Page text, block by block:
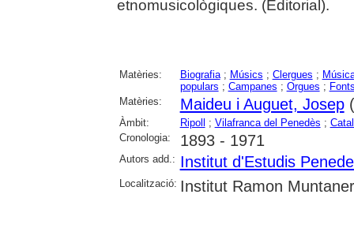
etnomusicològiques. (Editorial).
Matèries: Biografia; Músics ; Clergues ;
populars ; Campanes ; Orgues ;
Matèries:
Maideu i Auguet, Josep
Àmbit: Ripoll ; Vilafranca del Penedès ;
Cronologia:
1893 - 1971
Autors add.: Institut d'Estudis
Localització: Institut Ramon